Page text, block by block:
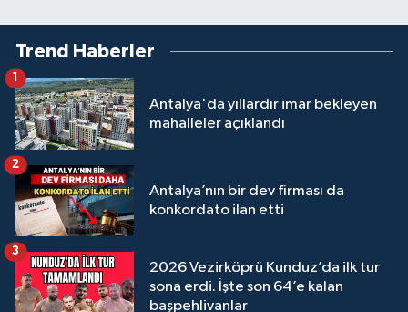
Trend Haberler
Antalya'da yıllardır imar bekleyen
mahalleler açıklandı
1
Antalya’nın bir dev firması da
konkordato ilan etti
2
2026 Vezirköprü Kunduz’da ilk tur
sona erdi. İşte son 64’e kalan
başpehlivanlar
3